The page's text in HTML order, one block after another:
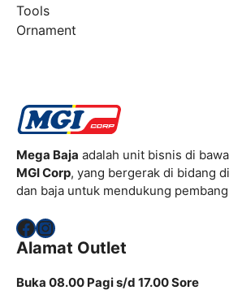
Tools
Ornament
Mega Baja adalah unit bisnis di
MGI Corp, yang bergerak di bidang
dan baja untuk mendukung
Facebook
Instagram
Alamat Outlet
Buka 08.00 Pagi s/d 17.00 Sore